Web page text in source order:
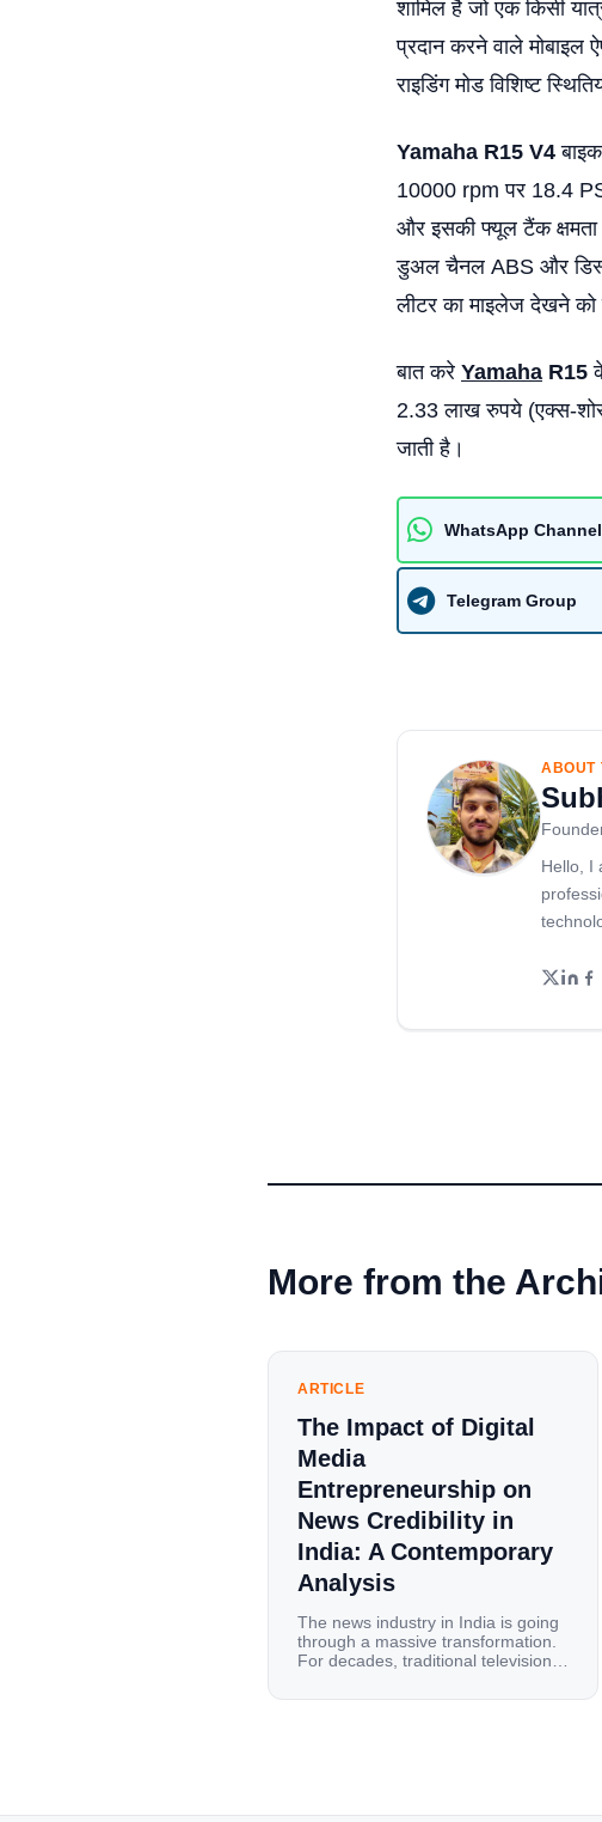
शामिल है जो एक किसी
प्रदान करने वाले मोबाइल
राइडिंग मोड विशिष्ट
Yamaha R15 V4
10000 rpm पर 18.4
और इसकी फ्यूल टैंक क्षमता
डुअल चैनल ABS और
लीटर का माइलेज देखने को
बात करे Yamaha R15
2.33 लाख रुपये (एक्स-
जाती है।
WhatsApp Channel
Telegram Group
ABOUT
Hello, I
More from the
ARTICLE
The Impact of Digital
Media
Entrepreneurship on
News Credibility in
India: A Contemporary
Analysis
The news industry in India is going
through a massive transformation.
For decades, traditional television
were the main sources of
India has become a mobile-first